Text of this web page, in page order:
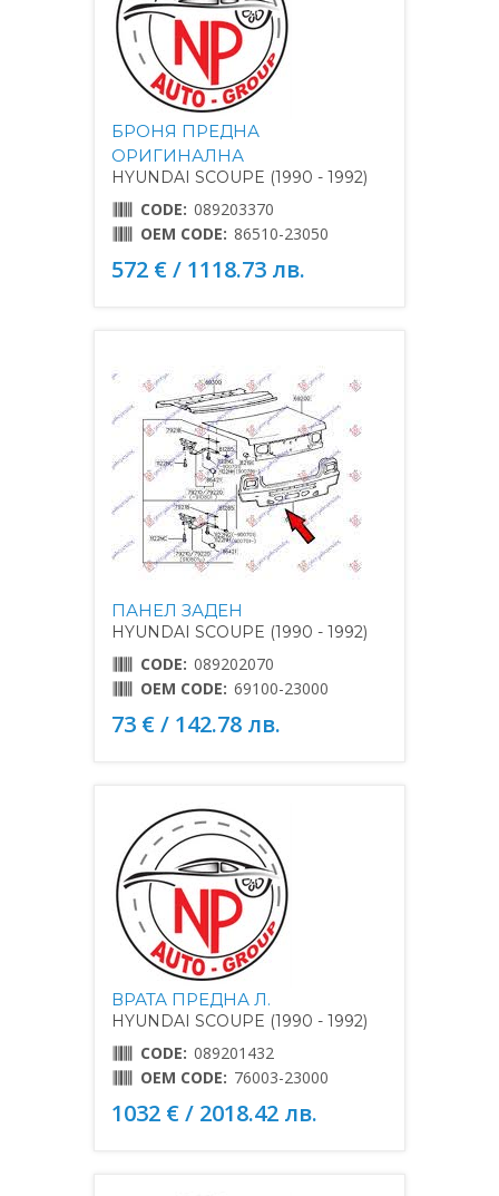
БРОНЯ ПРЕДНА
ОРИГИНАЛНА
HYUNDAI SCOUPE (1990 - 1992)
CODE: 089203370
OEM CODE: 86510-23050
572 € / 1118.73 лв.
ПАНЕЛ ЗАДЕН
HYUNDAI SCOUPE (1990 - 1992)
CODE: 089202070
OEM CODE: 69100-23000
73 € / 142.78 лв.
ВРАТА ПРЕДНА Л.
HYUNDAI SCOUPE (1990 - 1992)
CODE: 089201432
OEM CODE: 76003-23000
1032 € / 2018.42 лв.